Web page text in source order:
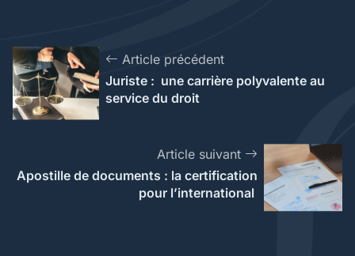
Article précédent
Juriste : une carrière polyvalente au
service du droit
Article suivant
Apostille de documents : la certification
pour l’international